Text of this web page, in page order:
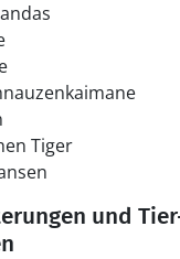
Tiger
und